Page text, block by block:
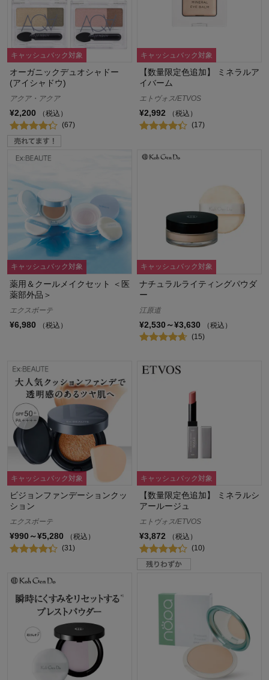
キャッシュバック対象
オーガニックデュオシャドー
(アイシャドウ)
アクア・アクア
¥2,200
（税込）
(67)
キャッシュバック対象
【数量限定色追加】 ミネラルア
イバーム
エトヴォス/ETVOS
¥2,992
（税込）
(17)
キャッシュバック対象
薬用＆クールメイクセット ＜医
薬部外品＞
エクスボーテ
¥6,980 （税込）
キャッシュバック対象
ナチュラルライティングパウダ
ー
江原道
¥2,530～¥3,630
（税込）
(15)
キャッシュバック対象
ビジョンファンデーションクッ
ション
エクスボーテ
¥990～¥5,280
（税込）
(31)
キャッシュバック対象
【数量限定色追加】 ミネラルシ
アールージュ
エトヴォス/ETVOS
¥3,872
（税込）
(10)